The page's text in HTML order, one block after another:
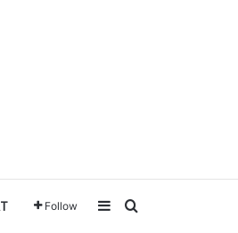
Follow SidebarSearch for